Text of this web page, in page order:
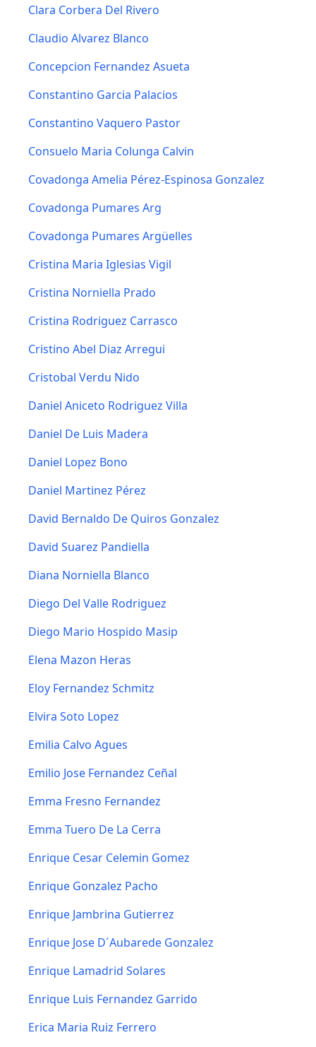
Clara Corbera Del Rivero
Claudio Alvarez Blanco
Concepcion Fernandez Asueta
Constantino Garcia Palacios
Constantino Vaquero Pastor
Consuelo Maria Colunga Calvin
Covadonga Amelia Pérez-Espinosa Gonzalez
Covadonga Pumares Arg
Covadonga Pumares Argüelles
Cristina Maria Iglesias Vigil
Cristina Norniella Prado
Cristina Rodriguez Carrasco
Cristino Abel Diaz Arregui
Cristobal Verdu Nido
Daniel Aniceto Rodriguez Villa
Daniel De Luis Madera
Daniel Lopez Bono
Daniel Martinez Pérez
David Bernaldo De Quiros Gonzalez
David Suarez Pandiella
Diana Norniella Blanco
Diego Del Valle Rodriguez
Diego Mario Hospido Masip
Elena Mazon Heras
Eloy Fernandez Schmitz
Elvira Soto Lopez
Emilia Calvo Agues
Emilio Jose Fernandez Ceñal
Emma Fresno Fernandez
Emma Tuero De La Cerra
Enrique Cesar Celemin Gomez
Enrique Gonzalez Pacho
Enrique Jambrina Gutierrez
Enrique Jose D´Aubarede Gonzalez
Enrique Lamadrid Solares
Enrique Luis Fernandez Garrido
Erica Maria Ruiz Ferrero